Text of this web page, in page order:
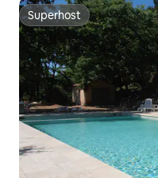
Superhost
Superhost